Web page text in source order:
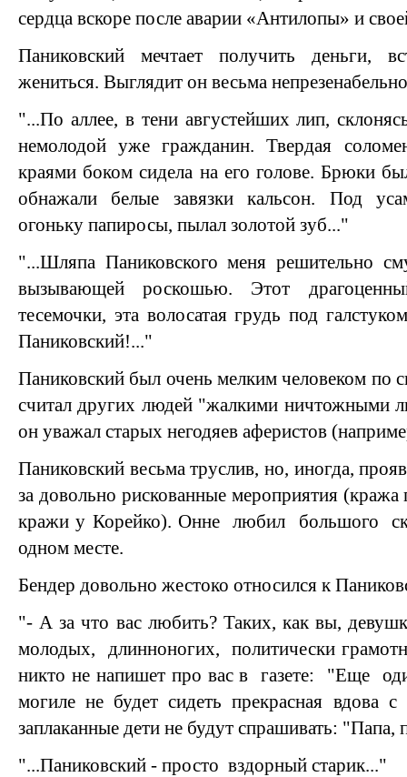
сердца вскоре после аварии «Антилопы» и
Паниковский мечтает получить деньги,
жениться. Выглядит он весьма
"...По аллее, в тени августейших лип,
немолодой уже гражданин. Твердая
краями боком сидела на его голове. Брюки
обнажали белые завязки кальсон. Под
огоньку папиросы, пылал золотой зуб..."
"...Шляпа Паниковского меня решительно
вызывающей роскошью. Этот
тесемочки, эта волосатая грудь под
Паниковский!..."
Паниковский был очень мелким человеком по
считал других людей "жалкими ничтожными
он уважал старых негодяев аферистов
Паниковский весьма труслив, но, иногда,
за довольно рискованные мероприятия
кражи у Корейко). Онне любил большого
одном месте.
Бендер довольно жестоко относился к
"- А за что вас любить? Таких, как вы,
молодых, длинноногих, политически
никто не напишет про вас в газете: "Еще
могиле не будет сидеть прекрасная вдова
заплаканные дети не будут спрашивать:
"...Паниковский - просто вздорный старик..."